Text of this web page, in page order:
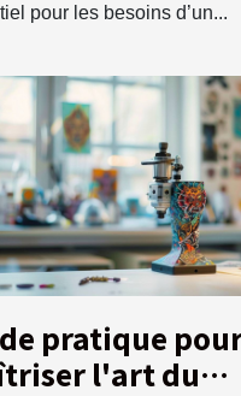
pour les besoins d’un...
pratique
l'art du